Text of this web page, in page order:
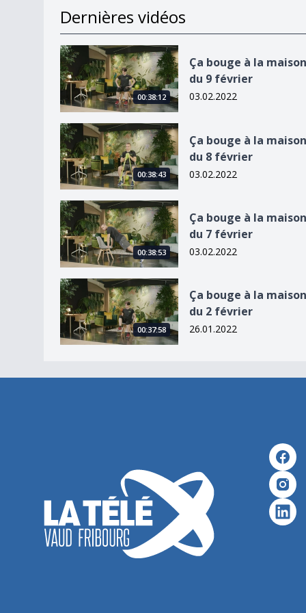
Dernières vidéos
Ça bouge à la maison du 9 février
00:38:12
Ça bouge à la maison
du 9 février
03.02.2022
Ça bouge à la maison du 8 février
00:38:43
Ça bouge à la maison
du 8 février
03.02.2022
Ça bouge à la maison du 7 février
00:38:53
Ça bouge à la maison
du 7 février
03.02.2022
Ça bouge à la maison du 2 février
00:37:58
Ça bouge à la maison
du 2 février
26.01.2022